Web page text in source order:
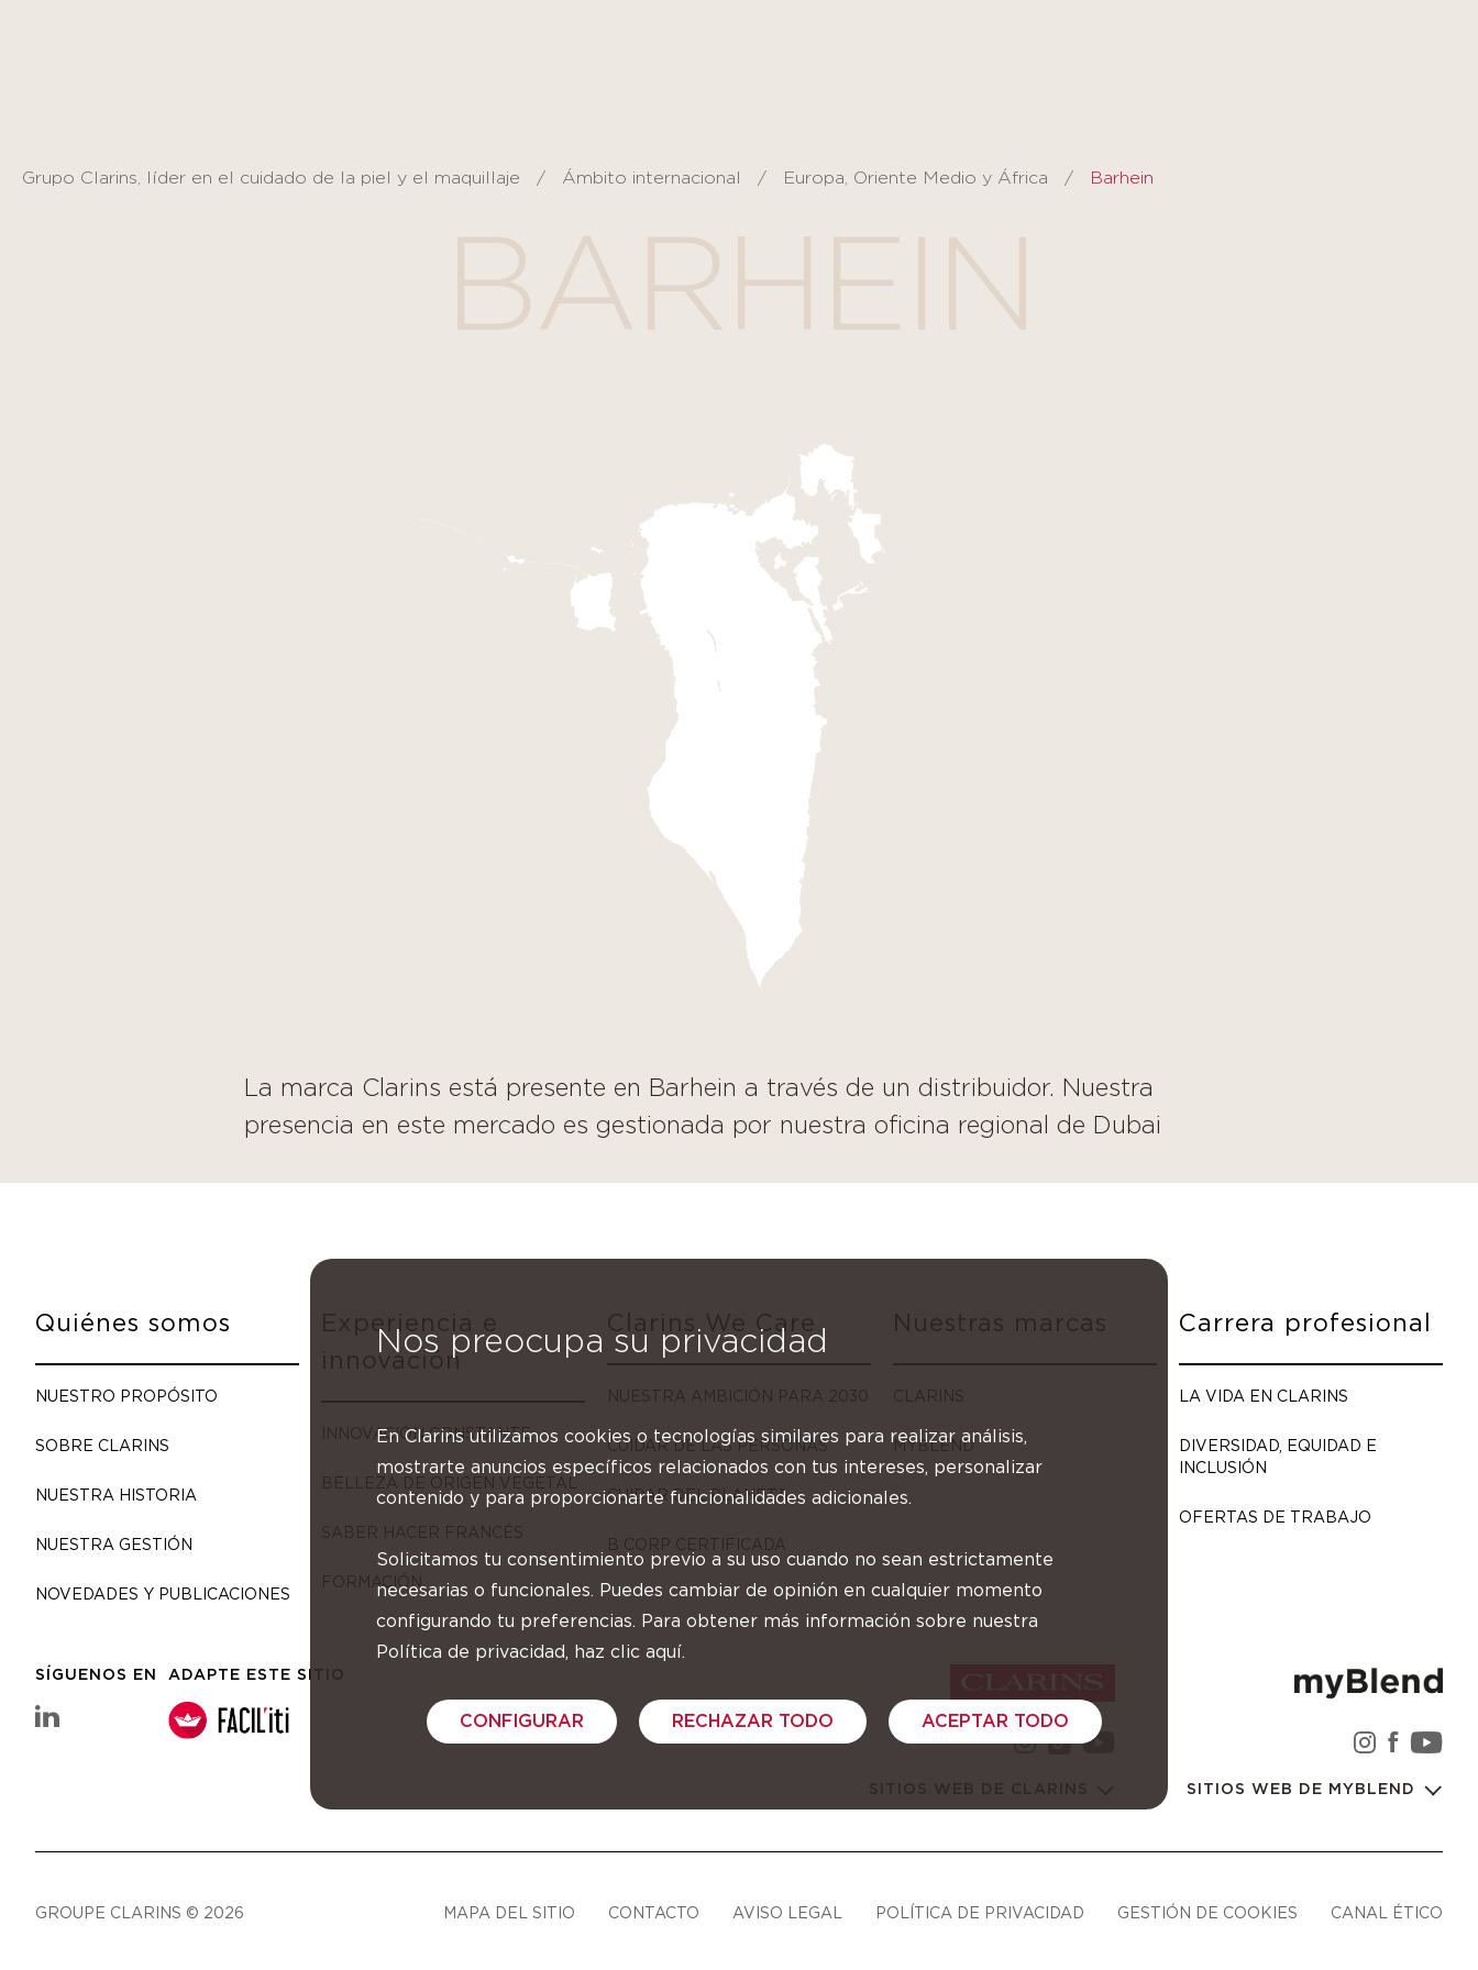
Grupo Clarins, líder en el cuidado de la piel y el maquillaje Ámbito internacional Europa, Oriente Medio y África Barhein
La marca Clarins está presente en Barhein a través de un distribuidor. Nuestra
presencia en este mercado es gestionada por nuestra oficina regional de Dubai
Quiénes somos
NUESTRO PROPÓSITO
SOBRE CLARINS
NUESTRA HISTORIA
NUESTRA GESTIÓN
NOVEDADES Y PUBLICACIONES
Experiencia e
innovación
INNOVACIÓN CONSTANTE
BELLEZA DE ORIGEN VEGETAL
SABER HACER FRANCÉS
FORMACIÓN
Clarins We Care
NUESTRA AMBICIÓN PARA 2030
CUIDAR DE LAS PERSONAS
CUIDAR DEL PLANETA
B CORP CERTIFICADA
Nuestras marcas
CLARINS
MYBLEND
Carrera profesional
LA VIDA EN CLARINS
DIVERSIDAD, EQUIDAD E
INCLUSIÓN
OFERTAS DE TRABAJO
SÍGUENOS EN
linkedin Grupo Clarins
ADAPTE ESTE SITIO
instagram Grupo Clarins
youtube Grupo Clarins
SITIOS WEB DE MYBLEND
GROUPE CLARINS © 2026 MAPA DEL SITIO CONTACTO AVISO LEGAL POLÍTICA DE PRIVACIDAD GESTIÓN DE COOKIES CANAL ÉTICO
Nos preocupa su privacidad
En Clarins utilizamos cookies o tecnologías similares para realizar análisis,
mostrarte anuncios específicos relacionados con tus intereses, personalizar
contenido y para proporcionarte funcionalidades adicionales.
Solicitamos tu consentimiento previo a su uso cuando no sean estrictamente
necesarias o funcionales. Puedes cambiar de opinión en cualquier momento
configurando tu preferencias. Para obtener más información sobre nuestra
Política de privacidad, haz clic aquí.
ACEPTAR TODO
RECHAZAR TODO
CONFIGURAR